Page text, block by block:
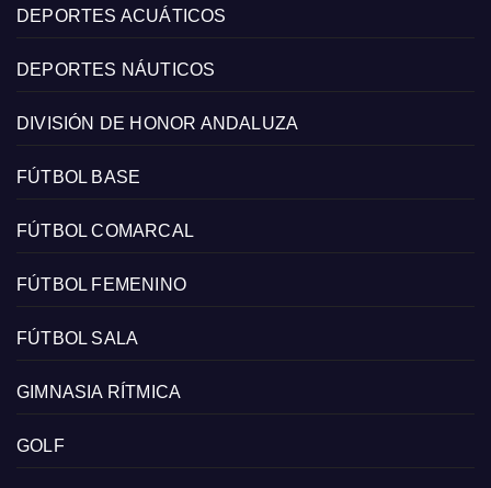
DEPORTES ACUÁTICOS
DEPORTES NÁUTICOS
DIVISIÓN DE HONOR ANDALUZA
FÚTBOL BASE
FÚTBOL COMARCAL
FÚTBOL FEMENINO
FÚTBOL SALA
GIMNASIA RÍTMICA
GOLF